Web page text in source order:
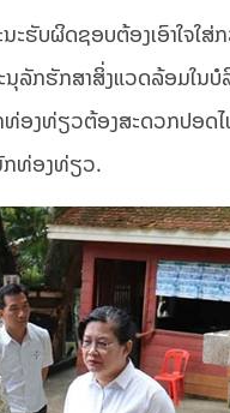
ະຮັບຜິດຊອບຕ້ອງເອົາໃຈ
ກຮັກສາສິ່ງແວດລ້ອມໃນບໍ
ທ່ອງທ່ຽວຕ້ອງສະດວກປອ
ກທ່ອງທ່ຽວ.